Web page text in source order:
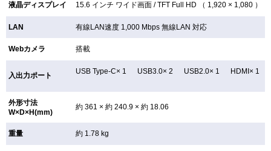
液晶ディスプレイ 15.6 インチ ワイド画面 /TFT Full HD （ 1,920 × 1,080 ）
LAN 有線LAN速度 1,000 Mbps 無線LAN対応
Webカメラ 搭載
入出力ポート USB Type-C× 1 USB3.0× 2 USB2.0× 1 HDMI× 1
外形寸法
W×D×H(mm)
約 361 × 約 240.9 × 約 18.06
重量 約 1.78 kg